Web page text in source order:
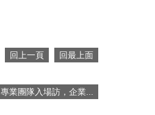
回上一頁 回最上面
專業團隊入場訪，企業...